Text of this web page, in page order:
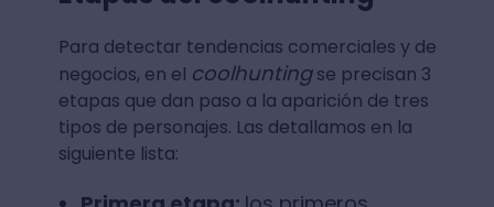
Para detectar tendencias comerciales y de
negocios, en el coolhuntingse precisan 3
etapas que dan paso a la aparición de tres
tipos de personajes. Las detallamos en la
siguiente lista: